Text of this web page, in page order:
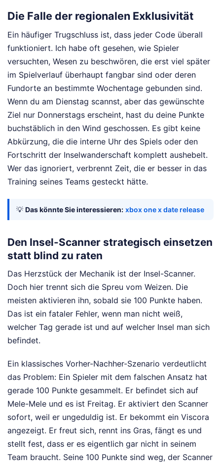
Die Falle der regionalen Exklusivität
Ein häufiger Trugschluss ist, dass jeder Code überall
funktioniert. Ich habe oft gesehen, wie Spieler
versuchten, Wesen zu beschwören, die erst viel später
im Spielverlauf überhaupt fangbar sind oder deren
Fundorte an bestimmte Wochentage gebunden sind.
Wenn du am Dienstag scannst, aber das gewünschte
Ziel nur Donnerstags erscheint, hast du deine Punkte
buchstäblich in den Wind geschossen. Es gibt keine
Abkürzung, die die interne Uhr des Spiels oder den
Fortschritt der Inselwanderschaft komplett aushebelt.
Wer das ignoriert, verbrennt Zeit, die er besser in das
Training seines Teams gesteckt hätte.
💡 Das könnte Sie interessieren: xbox one x date release
Den Insel-Scanner strategisch einsetzen
statt blind zu raten
Das Herzstück der Mechanik ist der Insel-Scanner.
Doch hier trennt sich die Spreu vom Weizen. Die
meisten aktivieren ihn, sobald sie 100 Punkte haben.
Das ist ein fataler Fehler, wenn man nicht weiß,
welcher Tag gerade ist und auf welcher Insel man sich
befindet.
Ein klassisches Vorher-Nachher-Szenario verdeutlicht
das Problem: Ein Spieler mit dem falschen Ansatz hat
gerade 100 Punkte gesammelt. Er befindet sich auf
Mele-Mele und es ist Freitag. Er aktiviert den Scanner
sofort, weil er ungeduldig ist. Er bekommt ein Viscora
angezeigt. Er freut sich, rennt ins Gras, fängt es und
stellt fest, dass er es eigentlich gar nicht in seinem
Team braucht. Seine 100 Punkte sind weg, der Scanner